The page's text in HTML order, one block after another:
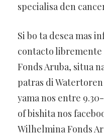
specialisa den
Si bo ta desea mas
contacto
Fonds Aruba, situa
patras di
yama nos entre
of bishita nos
Wilhelmina Fonds